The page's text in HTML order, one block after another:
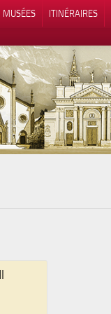
MUSÉES ITINÉRAIRES
la collecte